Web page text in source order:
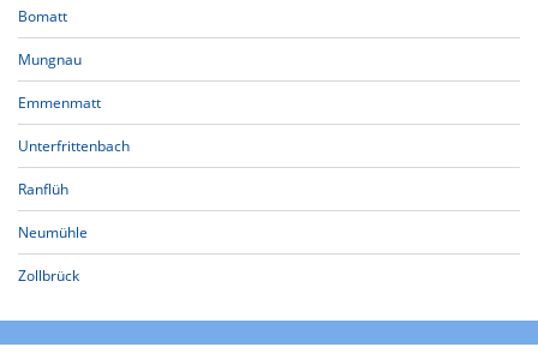
Bomatt
Mungnau
Emmenmatt
Unterfrittenbach
Ranflüh
Neumühle
Zollbrück